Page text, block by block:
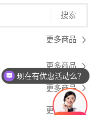
搜索
更多商品
更多商品
更多商品
更多商品
现在有优惠活动么？